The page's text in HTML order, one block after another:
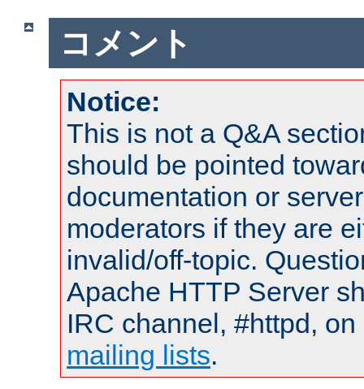
コメント
Notice:
This is not a Q&A
should be pointed
documentation or
moderators if they are
invalid/off-topic.
Apache HTTP Server
IRC channel, #httpd,
mailing lists.